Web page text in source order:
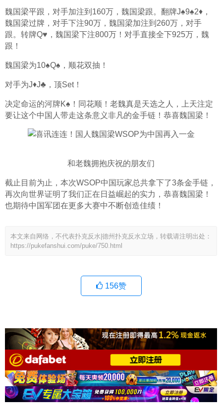
魏国梁平跟，对手加注到160万，魏国梁跟。翻牌J♠9♠2♦，
魏国梁过牌，对手下注90万，魏国梁加注到260万，对手
跟。转牌Q♥，魏国梁下注800万！对手直接全下925万，魏
跟！
魏国梁为10♠Q♠，顺花双抽！
对手为J♦J♣，顶Set！
决定命运的河牌K♠！同花顺！老魏真是天选之人，上天注定
要让这个中国人带走这条意义非凡的金手链！恭喜魏国梁！
和老魏拥抱庆祝的朋友们
截止目前为止，本次WSOP中国玩家总共拿下了3条金手链，
再次向世界证明了我们正在日益崛起的实力，恭喜魏国梁！
也期待中国军团在更多大赛中不断创造佳绩！
本文来自网络，不代表扑克反水|德州扑克反水立场，转载请注明出处：
https://pukefanshui.com/puke/750.html
156赞